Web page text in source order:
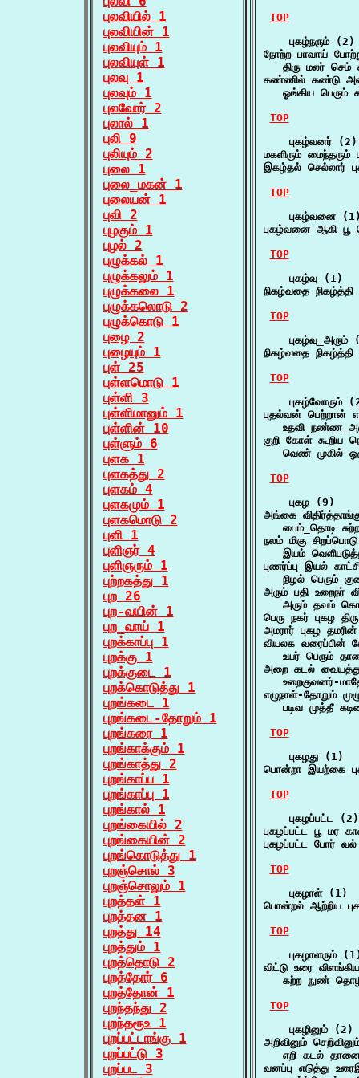
புலவியில் 1
புலவியின் 1
புலவியும் 1
புலவியுள் 1
புலவு 1
புலவும் 1
புலவோர் 2
புலால் 1
புலி 9
புலியும் 2
புலை 1
புலை_மகன் 1
புலையன் 1
புவி 2
புழகும் 1
புழல் 2
புழுக்கல் 1
புழுக்கலும் 1
புழுக்கலை 1
புழுக்கலொடு 2
புழுக்கொடு 1
புழை 2
புழையும் 1
புள் 25
புள்ளமொடு 1
புள்ளி 3
புள்ளிமானும் 1
புள்ளின் 10
புள்ளும் 6
புளக 1
புளகத்து 2
புளகம் 4
புளகமும் 1
புளகமொடு 2
புளி 1
புளிஞர் 4
புளிஞரும் 1
புற்றகத்து 1
புற 26
புற-வயின் 1
புற_வாய் 1
புறக்காப்பு 1
புறக்கு 1
புறக்குடை 1
புறக்கொடுத்து 1
புறங்கடை 1
புறங்கடை-தோறும் 1
புறங்கரை 1
புறங்காக்கும் 1
புறங்காத்து 2
புறங்காப்ப 1
புறங்காப்பு 1
புறங்கால் 1
புறங்கையில் 2
புறங்கையின் 2
புறங்கொடுத்து 1
புறஞ்சொல் 3
புறஞ்சொலும் 1
புறத்தள் 1
புறத்தன 1
புறத்து 14
புறத்தும் 1
புறத்தொடு 2
புறத்தோர் 6
புறத்தோன் 1
புறந்தந்து 2
புறந்தரூஉ 1
புறப்பட்டாங்கு 1
புறப்பட்டு 3
புறப்பட 3
TOP
    புகழ்நரும் (2)
நோற்ற பாவாய்
திரு மலர்
கண்ணில் கண்டு
ஓங்கிய
TOP
    புகழ்வனர் (2)
மகளிரும்
இகழ்தல் செல்லார்
TOP
புகழ்வனை
புகழ்வனை ஆகி
TOP
    புகழ்வு (1)
நிகழ்வதை
TOP
புகழ்வு_அரும்
நிகழ்வதை
TOP
புகழ்வோரும்
புதல்வன் பெற்றான்
உதவி
குறி கோள் கூறிய
வெண் முகில்
TOP
    புகழ (9)
அங்கை
பைம்_தொடி
நலம் மிகு
இயம்
புணர்ப்பு இயல்
நிழல் பெரும்
அரும் பதி உறைநர்
அரும் தவம்
பெரு நகர் புகழ
அமரார் புகழ
வியலக வரைப்பின்
உயர் பெரும்
அறை கடல்
உறைகுவனர்-
எழுநாள்-தோறும்
படிவ முத்தீ
TOP
    புகழது (1)
பொன்றா இயற்கை
TOP
    புகழப்பட்ட (2)
புகழப்பட்ட பூ மர
புகழப்பட்ட போர்
TOP
    புகழாள் (1)
பொன்றல் ஆற்றிய
TOP
புகழாளரும்
விட்டு உரை
கற்ற நுண்
TOP
    புகழினும் (2)
அறிவினும்
எறி கடல்
வனப்பு எடுத்து